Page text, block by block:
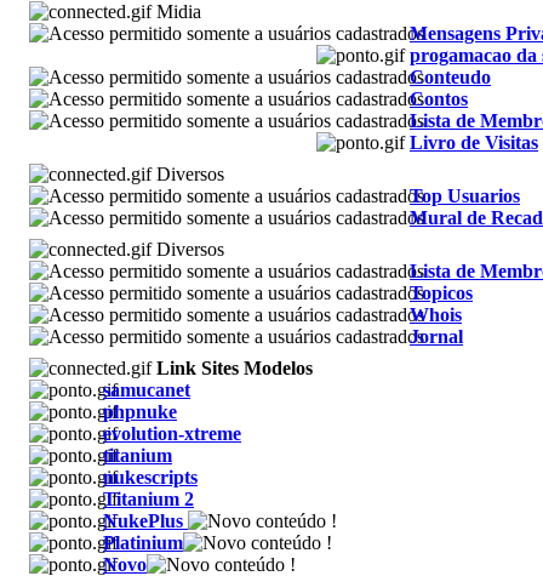
Midia
Mensagens
progamacao da
Conteudo
Contos
Lista de
Livro de Visitas
Diversos
Top Usuarios
Mural de
Diversos
Lista de
Topicos
Whois
Jornal
Link Sites Modelos
samucanet
phpnuke
evolution-xtreme
titanium
nukescripts
Titanium 2
NukePlus
Platinium
Novo